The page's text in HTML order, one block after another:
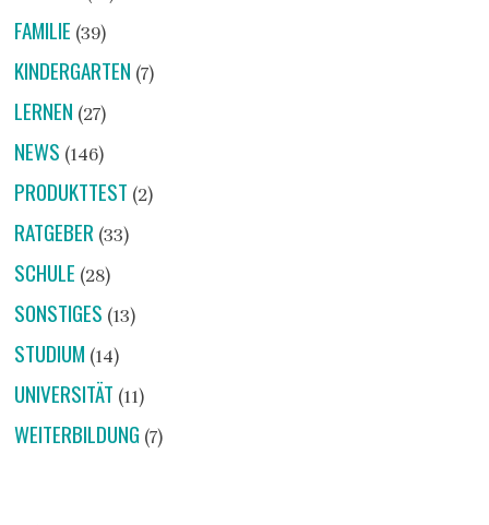
FAMILIE (39)
KINDERGARTEN (7)
LERNEN (27)
NEWS (146)
PRODUKTTEST (2)
RATGEBER(33)
SCHULE (28)
SONSTIGES (13)
STUDIUM (14)
UNIVERSITÄT (11)
WEITERBILDUNG (7)